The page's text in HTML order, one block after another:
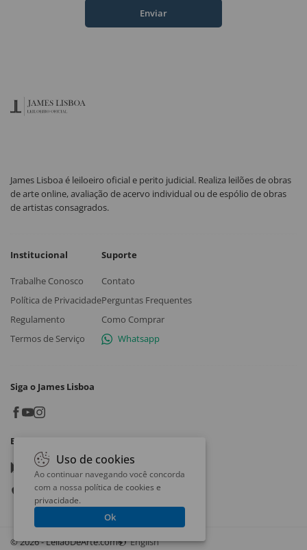
Enviar
James Lisboa é leiloeiro oficial e perito judicial. Realiza leilões de obras
de arte online, avaliação de acervo individual ou de espólio de obras
de artistas consagrados.
Institucional
Trabalhe Conosco
Política de Privacidade
Regulamento
Termos de Serviço
Suporte
Contato
Perguntas Frequentes
Como Comprar
Whatsapp
Siga o James Lisboa
Baixe o App
Google play
App store
© 2026 - LeilaoDeArte.com English
Uso de cookies
Ao continuar navegando você concorda
com a nossa política de cookies e
privacidade.
Ok